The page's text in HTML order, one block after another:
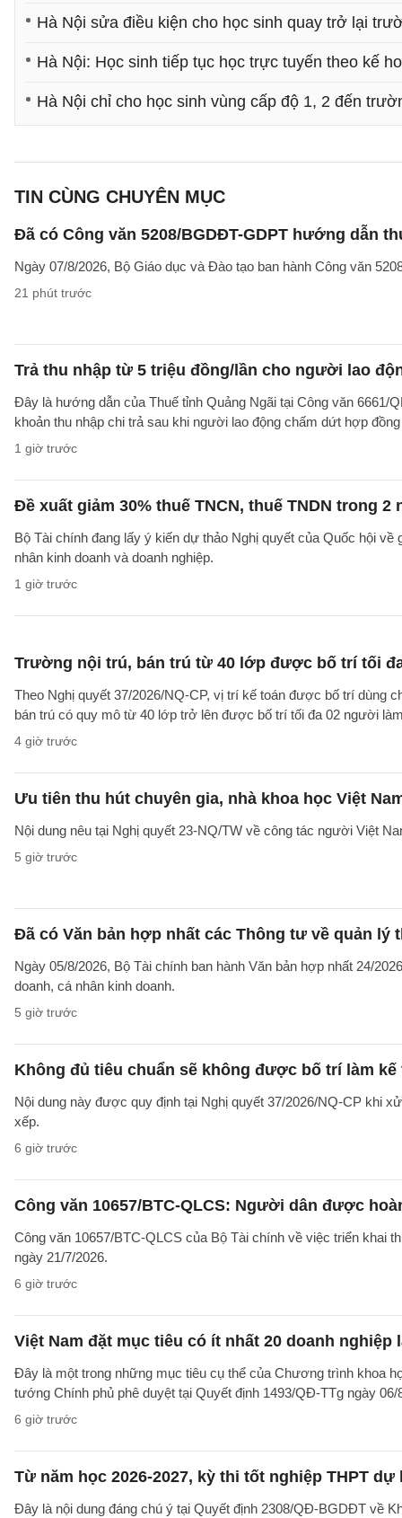
Hà Nội sửa điều kiện cho học sinh quay trở lại
Hà Nội: Học sinh tiếp tục học trực tuyến theo kế
Hà Nội chỉ cho học sinh vùng cấp độ 1, 2 đến
TIN CÙNG CHUYÊN MỤC
Đã có Công văn 5208/BGDĐT-GDPT hướng dẫn
Ngày 07/8/2026, Bộ Giáo dục và Đào tạo ban hành Công văn
21 phút trước
Trả thu nhập từ 5 triệu đồng/lần cho người lao
Đây là hướng dẫn của Thuế tỉnh Quảng Ngãi tại Công văn
khoản thu nhập chi trả sau khi người lao động chấm dứt hợp
1 giờ trước
Đề xuất giảm 30% thuế TNCN, thuế TNDN trong 2
Bộ Tài chính đang lấy ý kiến dự thảo Nghị quyết của Quốc hội
nhân kinh doanh và doanh nghiệp.
1 giờ trước
Trường nội trú, bán trú từ 40 lớp được bố trí tối
Theo Nghị quyết 37/2026/NQ-CP, vị trí kế toán được bố trí dùng
bán trú có quy mô từ 40 lớp trở lên được bố trí tối đa 02 người
4 giờ trước
Ưu tiên thu hút chuyên gia, nhà khoa học Việt
Nội dung nêu tại Nghị quyết 23-NQ/TW về công tác người Việt
5 giờ trước
Đã có Văn bản hợp nhất các Thông tư về quản lý
Ngày 05/8/2026, Bộ Tài chính ban hành Văn bản hợp nhất 24/
doanh, cá nhân kinh doanh.
5 giờ trước
Không đủ tiêu chuẩn sẽ không được bố trí làm
Nội dung này được quy định tại Nghị quyết 37/2026/NQ-CP khi
xếp.
6 giờ trước
Công văn 10657/BTC-QLCS: Người dân được
Công văn 10657/BTC-QLCS của Bộ Tài chính về việc triển khai
ngày 21/7/2026.
6 giờ trước
Việt Nam đặt mục tiêu có ít nhất 20 doanh
Đây là một trong những mục tiêu cụ thể của Chương trình khoa
tướng Chính phủ phê duyệt tại Quyết định 1493/QĐ-TTg ngày
6 giờ trước
Từ năm học 2026-2027, kỳ thi tốt nghiệp THPT
Đây là nội dung đáng chú ý tại Quyết định 2308/QĐ-BGDĐT về